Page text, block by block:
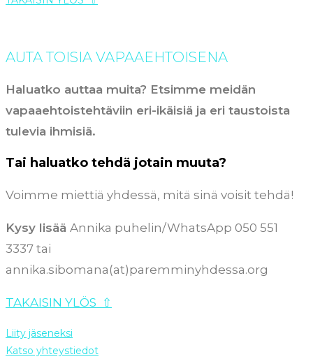
AUTA TOISIA VAPAAEHTOISENA
Haluatko auttaa muita? Etsimme meidän
vapaaehtoistehtäviin eri-ikäisiä ja eri taustoista
tulevia ihmisiä.
Tai haluatko tehdä jotain muuta?
Voimme miettiä yhdessä, mitä sinä voisit tehdä!
Kysy lisää Annika puhelin/WhatsApp 050 551
3337 tai
annika.sibomana(at)paremminyhdessa.org
TAKAISIN YLÖS ⇧
Liity jäseneksi
Katso yhteystiedot